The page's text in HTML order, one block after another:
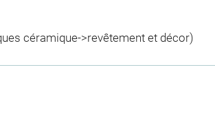
céramique->revêtement et décor)